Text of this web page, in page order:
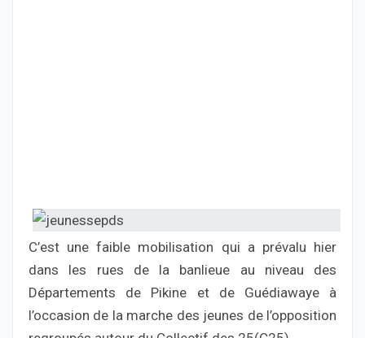
C’est une faible mobilisation qui a prévalu hier
dans les rues de la banlieue au niveau des
Départements de Pikine et de Guédiawaye à
l’occasion de la marche des jeunes de l’opposition